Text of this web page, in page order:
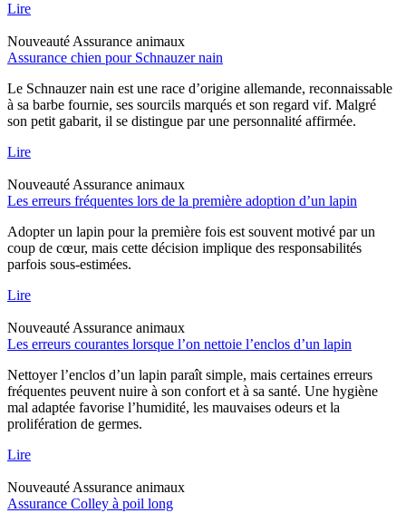
Lire
NouveautéAssurance animaux
Assurance chien pour Schnauzer nain
Le Schnauzer nain est une race d’origine allemande, reconnaissable
à sa barbe fournie, ses sourcils marqués et son regard vif. Malgré
son petit gabarit, il se distingue par une personnalité affirmée.
Lire
NouveautéAssurance animaux
Les erreurs fréquentes lors de la première adoption d’un lapin
Adopter un lapin pour la première fois est souvent motivé par un
coup de cœur, mais cette décision implique des responsabilités
parfois sous-estimées.
Lire
NouveautéAssurance animaux
Les erreurs courantes lorsque l’on nettoie l’enclos d’un lapin
Nettoyer l’enclos d’un lapin paraît simple, mais certaines erreurs
fréquentes peuvent nuire à son confort et à sa santé. Une hygiène
mal adaptée favorise l’humidité, les mauvaises odeurs et la
prolifération de germes.
Lire
NouveautéAssurance animaux
Assurance Colley à poil long